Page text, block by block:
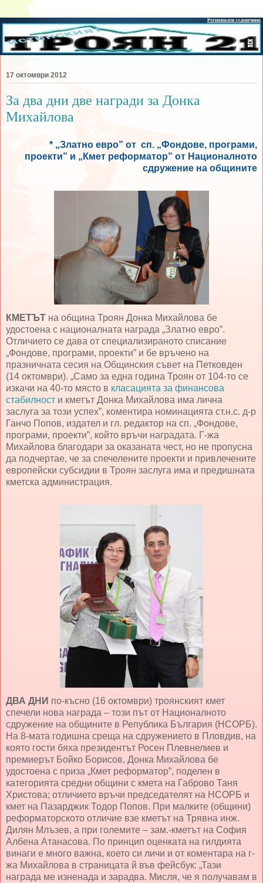
17 октомври 2012
За два дни две награди за Донка
Михайлова
* „Златно евро” от сп. „Фондове, програми,
проекти” и „Кмет реформатор” от Националното
сдружение на общините
КМЕТЪТ на община Троян Донка Михайлова бе
удостоена с националната награда „Златно евро”.
Отличието се дава от специализираното списание
„Фондове, програми, проекти” и бе връчено на
празничната сесия на Общинския съвет на Петковден
(14 октомври). „Само за една година Троян от 104-то се
изкачи на 40-то място в класацията за финансова
стабилност и кметът Донка Михайлова има лична
заслуга за този успех”, коментира номинацията ст.н.с. д-р
Ганчо Попов, издател и гл. редактор на сп. „Фондове,
програми, проекти”, който връчи наградата. Г-жа
Михайлова благодари за оказаната чест, но не пропусна
да подчертае, че за спечелените проекти и привлечените
европейски субсидии в Троян заслуга има и предишната
кметска администрация.
ДВА ДНИ по-късно (16 октомври) троянският кмет
спечели нова награда – този път от Националното
сдружение на общините в Република България (НСОРБ).
На 8-мата годишна среща на сдружението в Пловдив, на
която гости бяха президентът Росен Плевнелиев и
премиерът Бойко Борисов, Донка Михайлова бе
удостоена с приза „Кмет реформатор”, поделен в
категорията средни общини с кмета на Габрово Таня
Христова; отличието връчи председателят на НСОРБ и
кмет на Пазарджик Тодор Попов. При малките (общини)
реформаторското отличие взе кметът на Трявна инж.
Дилян Млъзев, а при големите – зам.-кметът на София
Албена Атанасова. По принцип оценката на гилдията
винаги е много важна, което си личи и от коментара на г-
жа Михайлова в страницата й във фейсбук: „Тази
награда ме изненада и зарадва. Мисля, че я получавам в